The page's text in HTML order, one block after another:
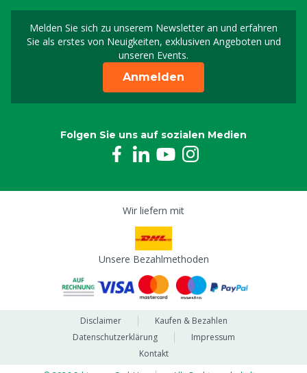
Melden Sie sich zu unserem Newsletter an und erfahren
Sie als erstes von Neuigkeiten, exklusiven Angeboten und
unseren Events.
Melden Sie sich für
Anmelden
Folgen Sie uns auf sozialen Medien
Wir liefern mit
Unsere Bezahlmethoden
Disclaimer
Kaufen & Bezahlen
Datenschutzerklärung
Impressum
Kontakt